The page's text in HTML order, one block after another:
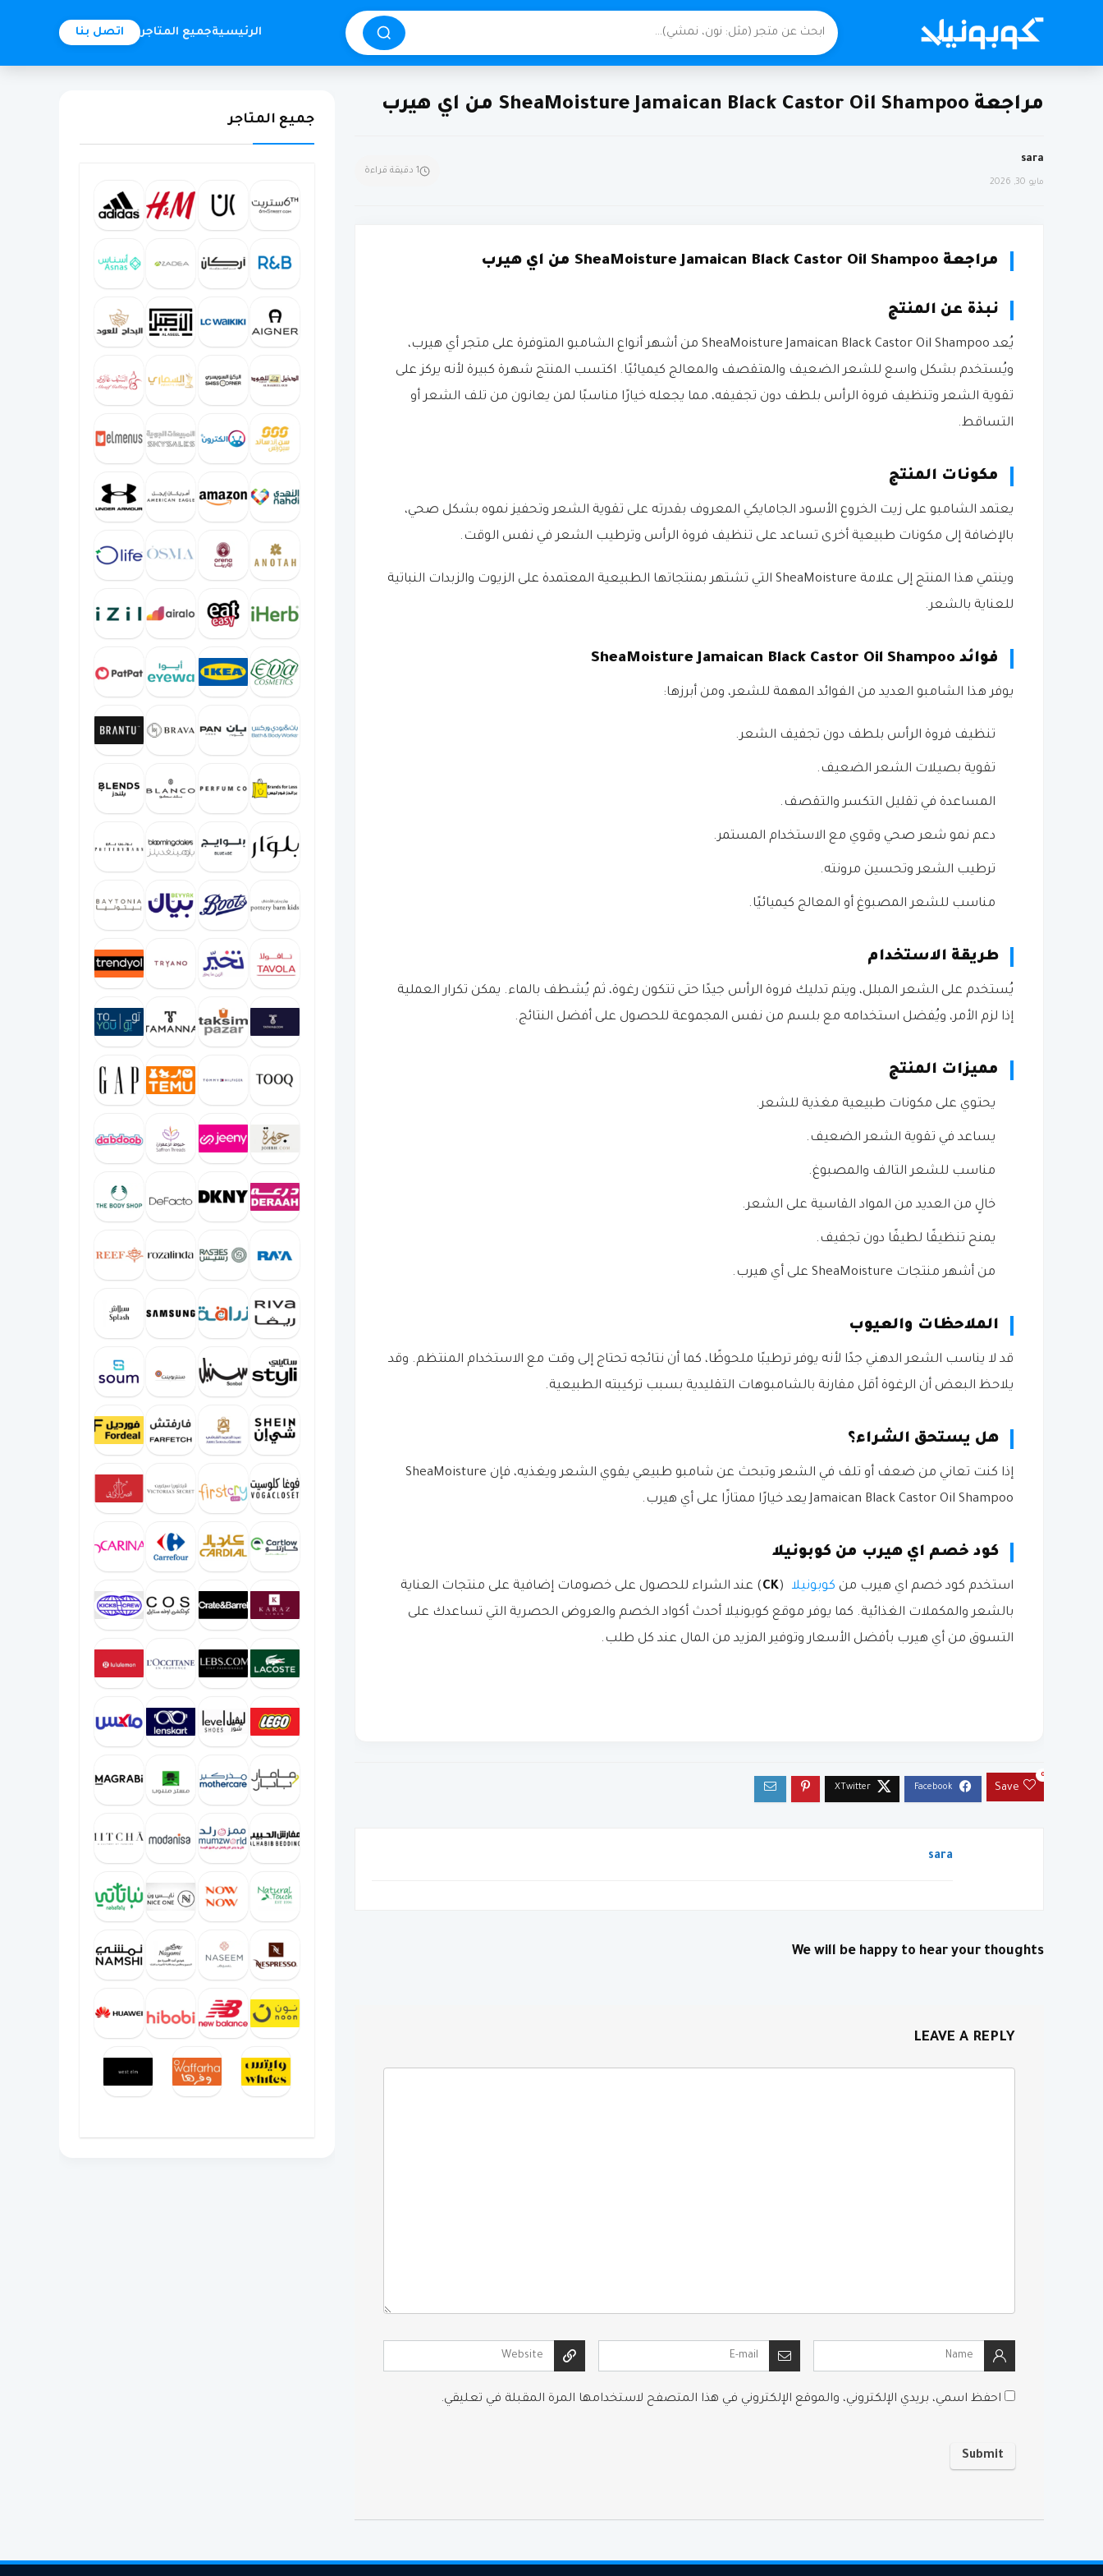
الرئيسيةجميع المتاجر اتصل بنا
مراجعة SheaMoisture Jamaican Black Castor Oil Shampoo من اي هيرب
sara
مايو 30, 2026
1 دقيقة قراءة
مراجعة SheaMoisture Jamaican Black Castor Oil Shampoo من اي هيرب
نبذة عن المنتج
يُعد SheaMoisture Jamaican Black Castor Oil Shampoo من أشهر أنواع الشامبو المتوفرة على متجر أي هيرب،
ويُستخدم بشكل واسع للشعر الضعيف والمتقصف والمعالج كيميائيًا. اكتسب المنتج شهرة كبيرة لأنه يركز على
تقوية الشعر وتنظيف فروة الرأس بلطف دون تجفيفه، مما يجعله خيارًا مناسبًا لمن يعانون من تلف الشعر أو
التساقط.
مكونات المنتج
يعتمد الشامبو على زيت الخروع الأسود الجامايكي المعروف بقدرته على تقوية الشعر وتحفيز نموه بشكل صحي،
بالإضافة إلى مكونات طبيعية أخرى تساعد على تنظيف فروة الرأس وترطيب الشعر في نفس الوقت.
وينتمي هذا المنتج إلى علامة SheaMoisture التي تشتهر بمنتجاتها الطبيعية المعتمدة على الزيوت والزبدات النباتية
للعناية بالشعر.
فوائد SheaMoisture Jamaican Black Castor Oil Shampoo
يوفر هذا الشامبو العديد من الفوائد المهمة للشعر، ومن أبرزها:
تنظيف فروة الرأس بلطف دون تجفيف الشعر.
تقوية بصيلات الشعر الضعيف.
المساعدة في تقليل التكسر والتقصف.
دعم نمو شعر صحي وقوي مع الاستخدام المستمر.
ترطيب الشعر وتحسين مرونته.
مناسب للشعر المصبوغ أو المعالج كيميائيًا.
طريقة الاستخدام
يُستخدم على الشعر المبلل، ويتم تدليك فروة الرأس جيدًا حتى تتكون رغوة، ثم يُشطف بالماء. يمكن تكرار العملية
إذا لزم الأمر، ويُفضل استخدامه مع بلسم من نفس المجموعة للحصول على أفضل النتائج.
مميزات المنتج
يحتوي على مكونات طبيعية مغذية للشعر.
يساعد في تقوية الشعر الضعيف.
مناسب للشعر التالف والمصبوغ.
خالٍ من العديد من المواد القاسية على الشعر.
يمنح تنظيفًا لطيفًا دون تجفيف.
من أشهر منتجات SheaMoisture على أي هيرب.
الملاحظات والعيوب
قد لا يناسب الشعر الدهني جدًا لأنه يوفر ترطيبًا ملحوظًا، كما أن نتائجه تحتاج إلى وقت مع الاستخدام المنتظم. وقد
يلاحظ البعض أن الرغوة أقل مقارنة بالشامبوهات التقليدية بسبب تركيبته الطبيعية.
هل يستحق الشراء؟
إذا كنت تعاني من ضعف أو تلف في الشعر وتبحث عن شامبو طبيعي يقوي الشعر ويغذيه، فإن SheaMoisture
Jamaican Black Castor Oil Shampoo يعد خيارًا ممتازًا على أي هيرب.
كود خصم اي هيرب من كوبونيلا
استخدم كود خصم اي هيرب من كوبونيلا (
CK) عند الشراء للحصول على خصومات إضافية على منتجات العناية
بالشعر والمكملات الغذائية. كما يوفر موقع كوبونيلا أحدث أكواد الخصم والعروض الحصرية التي تساعدك على
التسوق من أي هيرب بأفضل الأسعار وتوفير المزيد من المال عند كل طلب.
Save
0
sara
We will be happy to hear your thoughts
LEAVE A REPLY
احفظ اسمي، بريدي الإلكتروني، والموقع الإلكتروني في هذا المتصفح لاستخدامها المرة المقبلة في تعليقي.